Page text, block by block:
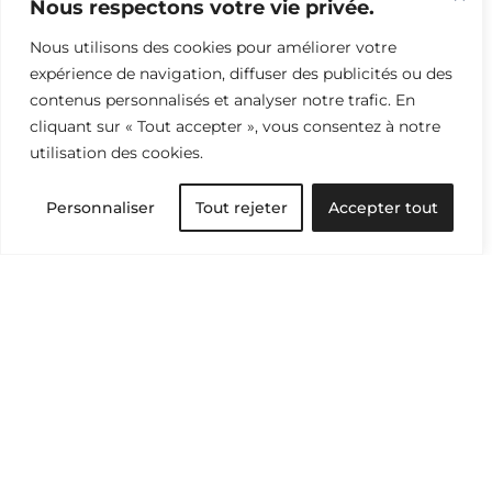
Nous respectons votre vie privée.
Nous utilisons des cookies pour améliorer votre
expérience de navigation, diffuser des publicités ou des
contenus personnalisés et analyser notre trafic. En
cliquant sur « Tout accepter », vous consentez à notre
utilisation des cookies.
Personnaliser Tout rejeter Accepter tout
Recevez notre sélection d’articles et d’idées
pour tout savoir du monde textile et passer à
Abonnez-vous à l’infolettre